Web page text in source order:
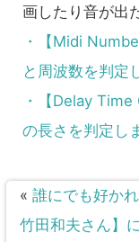
画したり音が出
・【Midi
と周波数を判定
・【Delay
の長さを判定し
« 誰にでも好か
竹田和夫さん】